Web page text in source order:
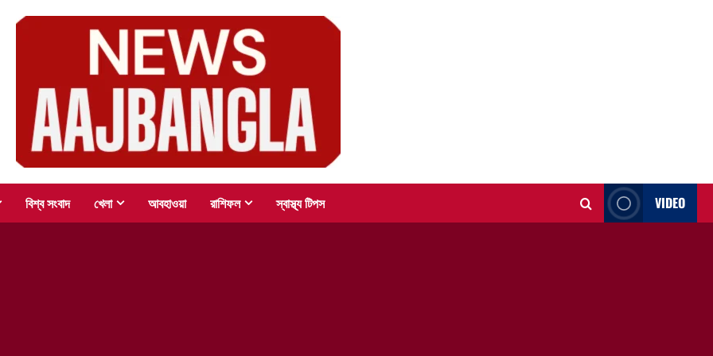
বিশ্ব সংবাদ খেলা আবহাওয়া রাশিফল স্বাস্থ্য টিপস VIDEO